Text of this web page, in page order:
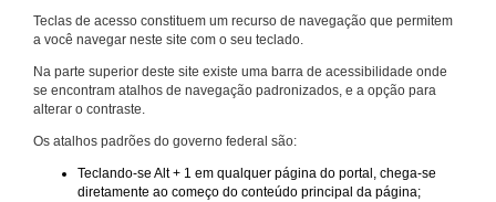
Teclas de acesso constituem um recurso de navegação que permitem
a você navegar neste site com o seu teclado.
Na parte superior deste site existe uma barra de acessibilidade onde
se encontram atalhos de navegação padronizados, e a opção para
alterar o contraste.
Os atalhos padrões do governo federal são:
Teclando-se Alt + 1 em qualquer página do portal, chega-se
diretamente ao começo do conteúdo principal da página;